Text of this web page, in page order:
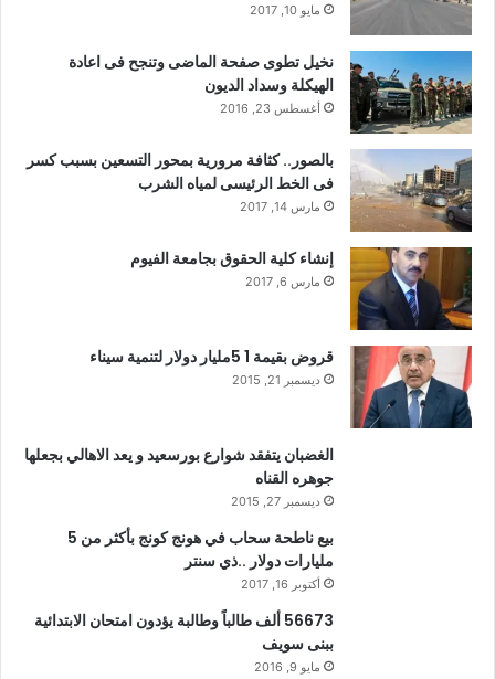
مايو 10, 2017
نخيل تطوى صفحة الماضى وتنجح فى اعادة
الهيكلة وسداد الديون
أغسطس 23, 2016
بالصور.. كثافة مرورية بمحور التسعين بسبب كسر
فى الخط الرئيسى لمياه الشرب
مارس 14, 2017
إنشاء كلية الحقوق بجامعة الفيوم
مارس 6, 2017
قروض بقيمة 1 5مليار دولار لتنمية سيناء
ديسمبر 21, 2015
الغضبان يتفقد شوارع بورسعيد و يعد الاهالي بجعلها
جوهره القناه
ديسمبر 27, 2015
بيع ناطحة سحاب في هونج كونج بأكثر من 5
مليارات دولار ..ذي سنتر
أكتوبر 16, 2017
56673 ألف طالباً وطالبة يؤدون امتحان الابتدائية
ببنى سويف
مايو 9, 2016